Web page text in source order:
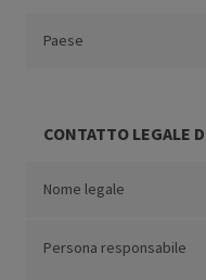
Paese
CONTATTO LEGALE
Nome legale
Persona responsabile